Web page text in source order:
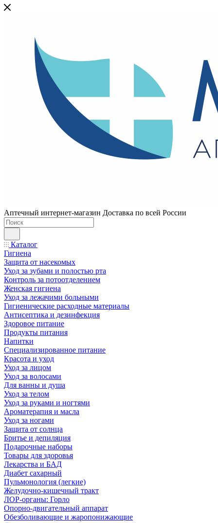
Аптечный интернет-магазин Доставка по всей России
Каталог
Гигиена
Защита от насекомых
Уход за зубами и полостью рта
Контроль за потоотделением
Женская гигиена
Уход за лежачими больными
Гигиенические расходные материалы
Антисептика и дезинфекция
Здоровое питание
Продукты питания
Напитки
Специализированное питание
Красота и уход
Уход за лицом
Уход за волосами
Для ванны и душа
Уход за телом
Уход за руками и ногтями
Ароматерапия и масла
Уход за ногами
Защита от солнца
Бритье и депиляция
Подарочные наборы
Товары для здоровья
Лекарства и БАД
Диабет сахарный
Пульмонология (легкие)
Желудочно-кишечный тракт
ЛОР-органы: Горло
Опорно-двигательный аппарат
Обезболивающие и жаропонижающие